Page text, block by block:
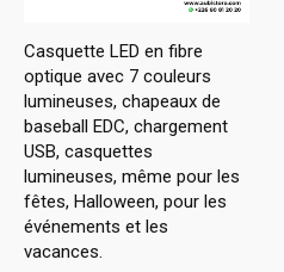
Casquette LED en fibre
optique avec 7 couleurs
lumineuses, chapeaux de
baseball EDC, chargement
USB, casquettes
lumineuses, même pour les
fêtes, Halloween, pour les
événements et les
vacances.